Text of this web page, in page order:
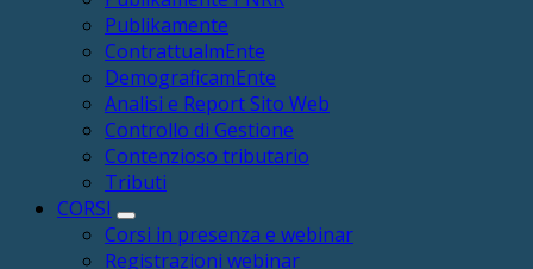
Publikamente
ContrattualmEnte
DemograficamEnte
Analisi e Report Sito Web
Controllo di Gestione
Contenzioso tributario
Tributi
CORSI
Corsi in presenza e webinar
Registrazioni webinar